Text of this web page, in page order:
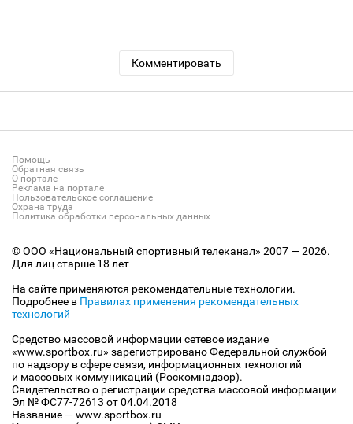
Комментировать
Помощь
Обратная связь
О портале
Реклама на портале
Пользовательское соглашение
Охрана труда
Политика обработки персональных данных
© ООО «Национальный спортивный телеканал» 2007 — 2026.
Для лиц старше 18 лет
На сайте применяются рекомендательные технологии.
Подробнее в Правилах применения рекомендательных
технологий
Средство массовой информации сетевое издание
«www.sportbox.ru» зарегистрировано Федеральной службой
по надзору в сфере связи, информационных технологий
и массовых коммуникаций (Роскомнадзор).
Свидетельство о регистрации средства массовой информации
Эл № ФС77-72613 от 04.04.2018
Название — www.sportbox.ru